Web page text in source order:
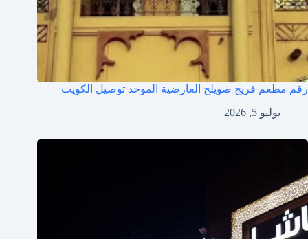
رقم مطعم فريج صويلح العارضية الموحد توصيل الكويت
يوليو 5, 2026